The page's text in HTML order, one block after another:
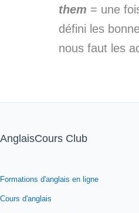
them = une
défini les
nous faut les
AnglaisCours Club
Formations d'anglais en ligne
Cours d'anglais